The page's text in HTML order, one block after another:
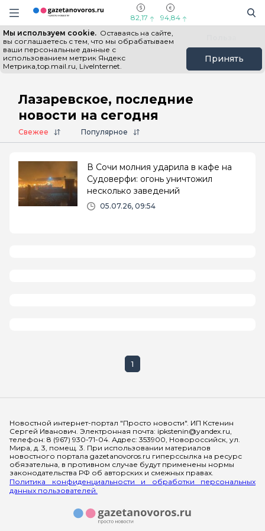
Информационный портал "ГазетаНоворос.ру"
Навигация сайта
82,17 94,84
Мы используем cookie. Оставаясь на сайте,
вы соглашаетесь с тем, что мы обрабатываем
ваши персональные данные с
использованием метрик Яндекс
Метрика,top.mail.ru, LiveInternet.
Принять
Все новости Новости России
Главная # Лазаревское
Лазаревское, последние
новости на сегодня
Свежее Популярное
В Сочи молния ударила в кафе на
Судоверфи: огонь уничтожил
несколько заведений
05.07.26, 09:54
1
Новостной интернет-портал "Просто новости". ИП Кстенин
Сергей Иванович. Электронная почта: ipkstenin@yandex.ru,
телефон: 8 (967) 930-71-04. Адрес: 353900, Новороссийск, ул.
Мира, д. 3, помещ. 3. При использовании материалов
новостного портала gazetanovoros.ru гиперссылка на ресурс
обязательна, в противном случае будут применены нормы
законодательства РФ об авторских и смежных правах.
Политика конфиденциальности и обработки персональных
данных пользователей.